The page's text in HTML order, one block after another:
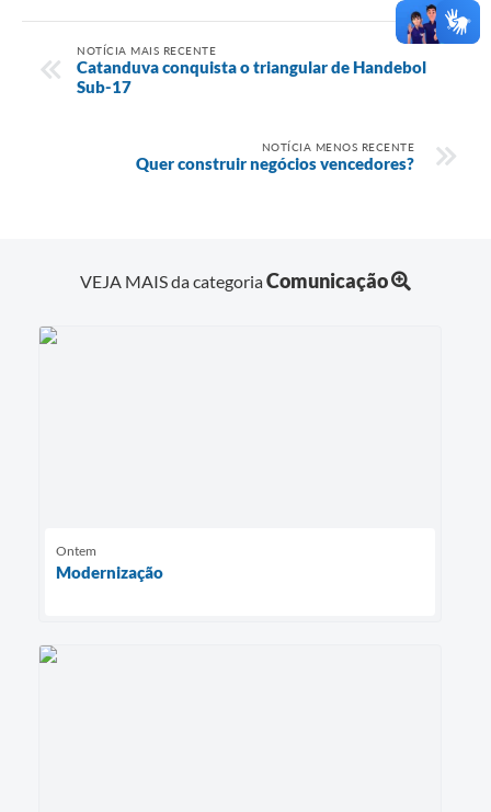
NOTÍCIA MAIS RECENTE
Catanduva conquista o triangular de Handebol
Sub-17
NOTÍCIA MENOS RECENTE
Quer construir negócios vencedores?
VEJA MAIS da categoriaComunicação
Ontem
Modernização